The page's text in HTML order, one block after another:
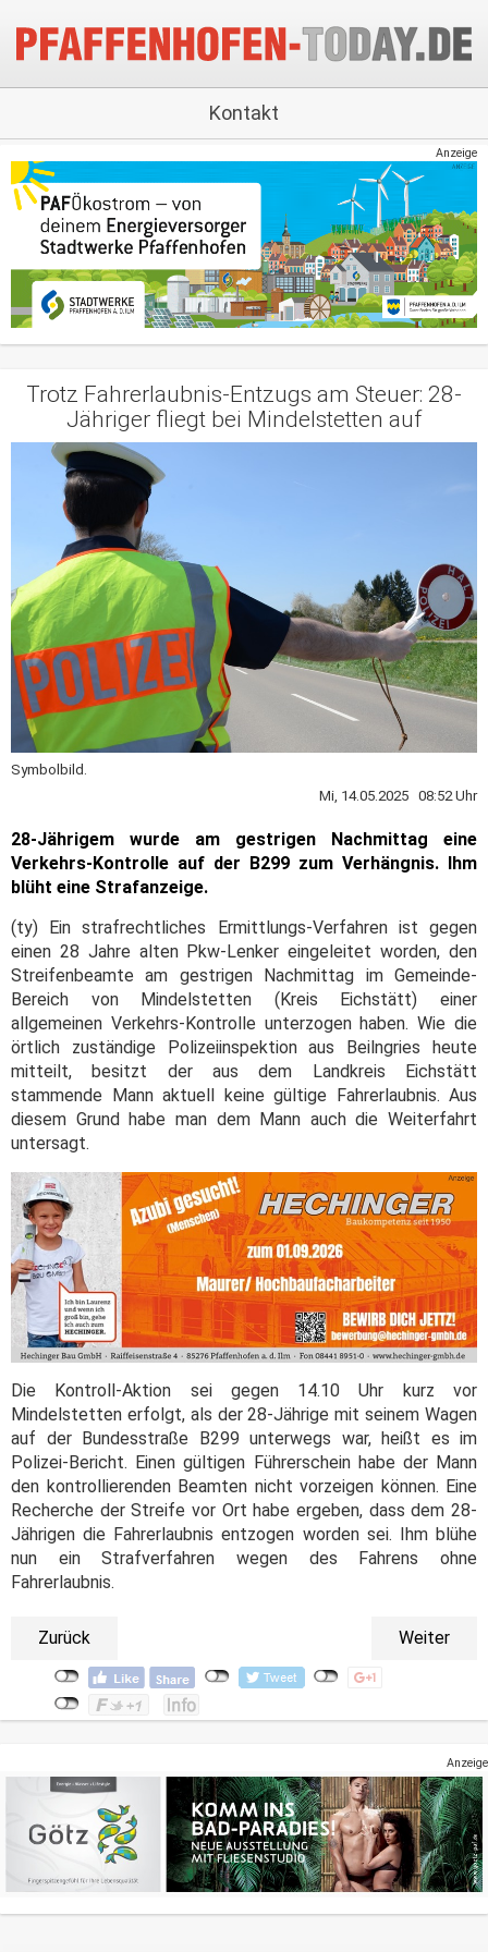
Kontakt
Anzeige
Trotz Fahrerlaubnis-Entzugs am Steuer: 28-
Jähriger fliegt bei Mindelstetten auf
Symbolbild.
Mi, 14.05.2025 08:52 Uhr
28-Jährigem wurde am gestrigen Nachmittag eine
Verkehrs-Kontrolle auf der B299 zum Verhängnis. Ihm
blüht eine Strafanzeige.
(ty) Ein strafrechtliches Ermittlungs-Verfahren ist gegen
einen 28 Jahre alten Pkw-Lenker eingeleitet worden, den
Streifenbeamte am gestrigen Nachmittag im Gemeinde-
Bereich von Mindelstetten (Kreis Eichstätt) einer
allgemeinen Verkehrs-Kontrolle unterzogen haben. Wie die
örtlich zuständige Polizeiinspektion aus Beilngries heute
mitteilt, besitzt der aus dem Landkreis Eichstätt
stammende Mann aktuell keine gültige Fahrerlaubnis. Aus
diesem Grund habe man dem Mann auch die Weiterfahrt
untersagt.
Die Kontroll-Aktion sei gegen 14.10 Uhr kurz vor
Mindelstetten erfolgt, als der 28-Jährige mit seinem Wagen
auf der Bundesstraße B299 unterwegs war, heißt es im
Polizei-Bericht. Einen gültigen Führerschein habe der Mann
den kontrollierenden Beamten nicht vorzeigen können. Eine
Recherche der Streife vor Ort habe ergeben, dass dem 28-
Jährigen die Fahrerlaubnis entzogen worden sei. Ihm blühe
nun ein Strafverfahren wegen des Fahrens ohne
Fahrerlaubnis.
Zurück Weiter
Anzeige